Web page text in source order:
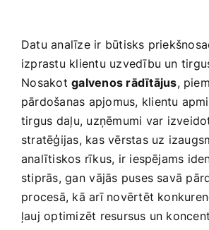
Datu analīze ir būtisks
izprastu klientu uzvedību un
⁣Nosakotgalvenos‌ rādītājus,
pārdošanas apjomus, klientu
tirgus ⁢daļu, uzņēmumi⁤ var
stratēģijas, kas vērstas uz
analītiskos rīkus, ir iespējams
stiprās, gan⁣ vājās puses savā
⁢procesā, kā​ arī novērtēt
ļauj optimizēt resursus un